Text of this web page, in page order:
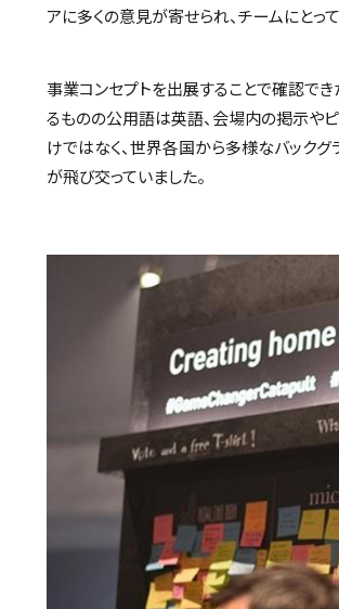
アに多くの意見が寄せられ、チームにとっ
事業コンセプトを出展することで確認で
るものの公用語は英語、会場内の掲示や
けではなく、世界各国から多様なバックグ
が飛び交っていました。